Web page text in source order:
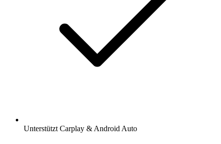
Unterstützt Carplay & Android Auto